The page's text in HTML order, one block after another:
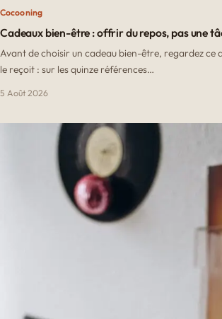
Cocooning
Cadeaux bien-être : offrir du repos, pas une
Avant de choisir un cadeau bien-être, regardez ce
le reçoit : sur les quinze références…
5 Août 2026